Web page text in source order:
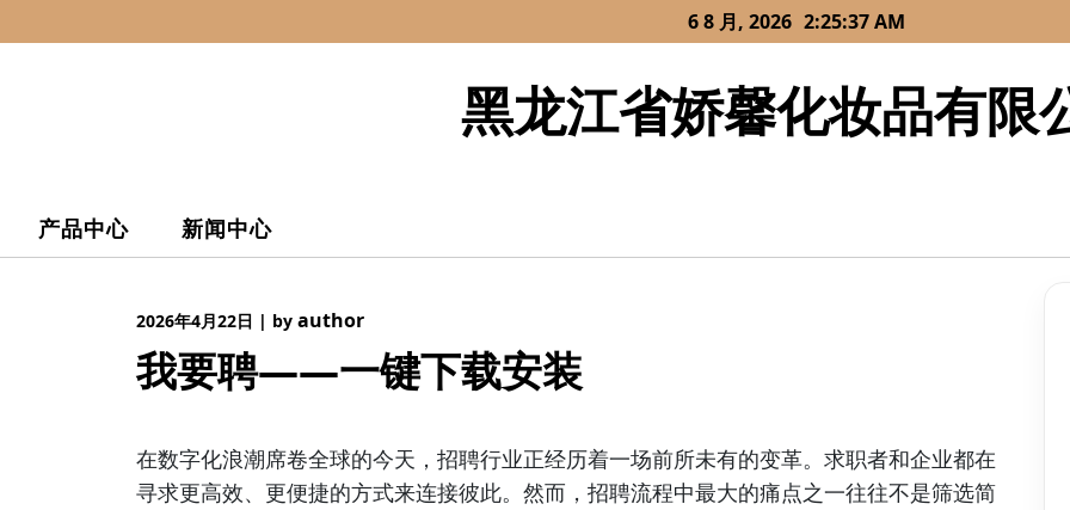
to
6 8 月, 2026 2:25:37 AM
黑龙江省娇馨化妆品有限
产品中心 新闻中心
2026年4月22日 | by author
我要聘——一键下载安装
在数字化浪潮席卷全球的今天，招聘行业正经历着一场前所未有的变革。求职者和企业都在
寻求更高效、更便捷的方式来连接彼此。然而，招聘流程中最大的痛点之一往往不是筛选简